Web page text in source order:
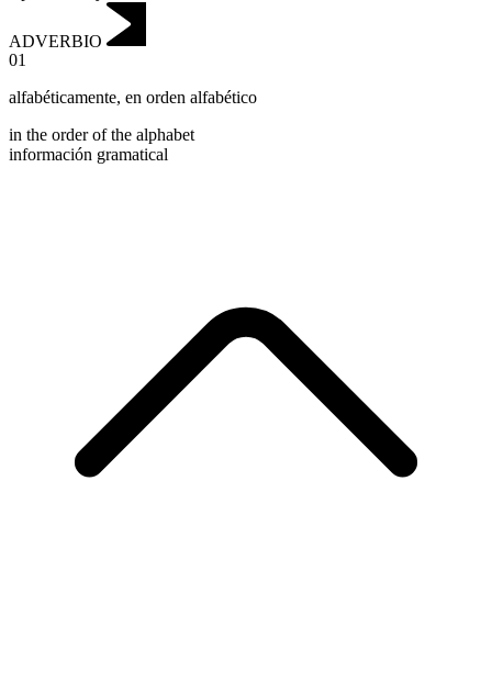
ADVERBIO
01
alfabéticamente, en orden alfabético
in the order of the alphabet
información gramatical